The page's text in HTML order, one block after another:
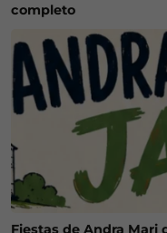
completo
Fiestas de Andra Mari